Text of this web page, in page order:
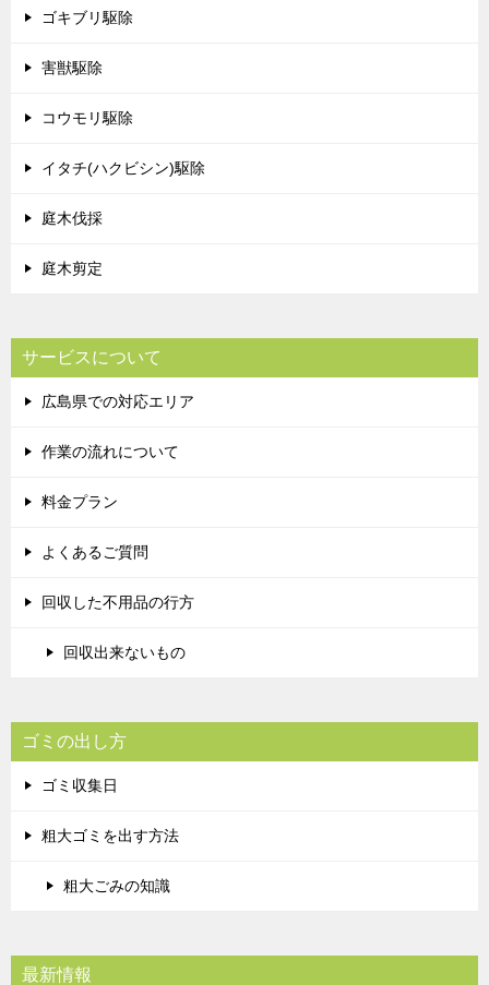
ゴキブリ駆除
害獣駆除
コウモリ駆除
イタチ(ハクビシン)駆除
庭木伐採
庭木剪定
サービスについて
広島県での対応エリア
作業の流れについて
料金プラン
よくあるご質問
回収した不用品の行方
回収出来ないもの
ゴミの出し方
ゴミ収集日
粗大ゴミを出す方法
粗大ごみの知識
最新情報